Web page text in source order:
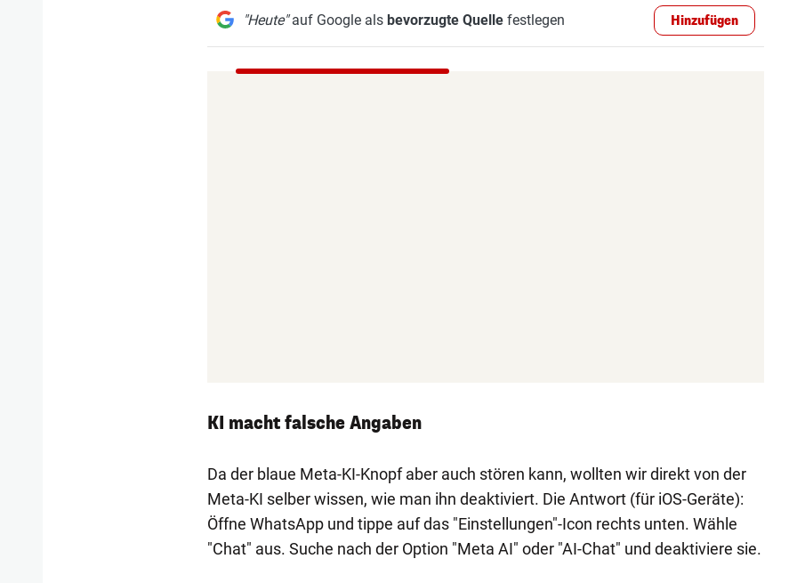
"Heute"auf Google als bevorzugte Quellefestlegen Hinzufügen
KI macht falsche Angaben
Da der blaue Meta-KI-Knopf aber auch stören kann, wollten wir direkt von der
Meta-KI selber wissen, wie man ihn deaktiviert. Die Antwort (für iOS-Geräte):
Öffne WhatsApp und tippe auf das "Einstellungen"-Icon rechts unten. Wähle
"Chat" aus. Suche nach der Option "Meta AI" oder "AI-Chat" und deaktiviere sie.